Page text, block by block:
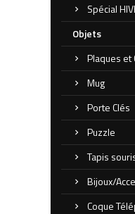
Spécial
Objets
Plaques et
Mug
Porte Clés
Puzzle
Tapis
Bijoux/
Coque